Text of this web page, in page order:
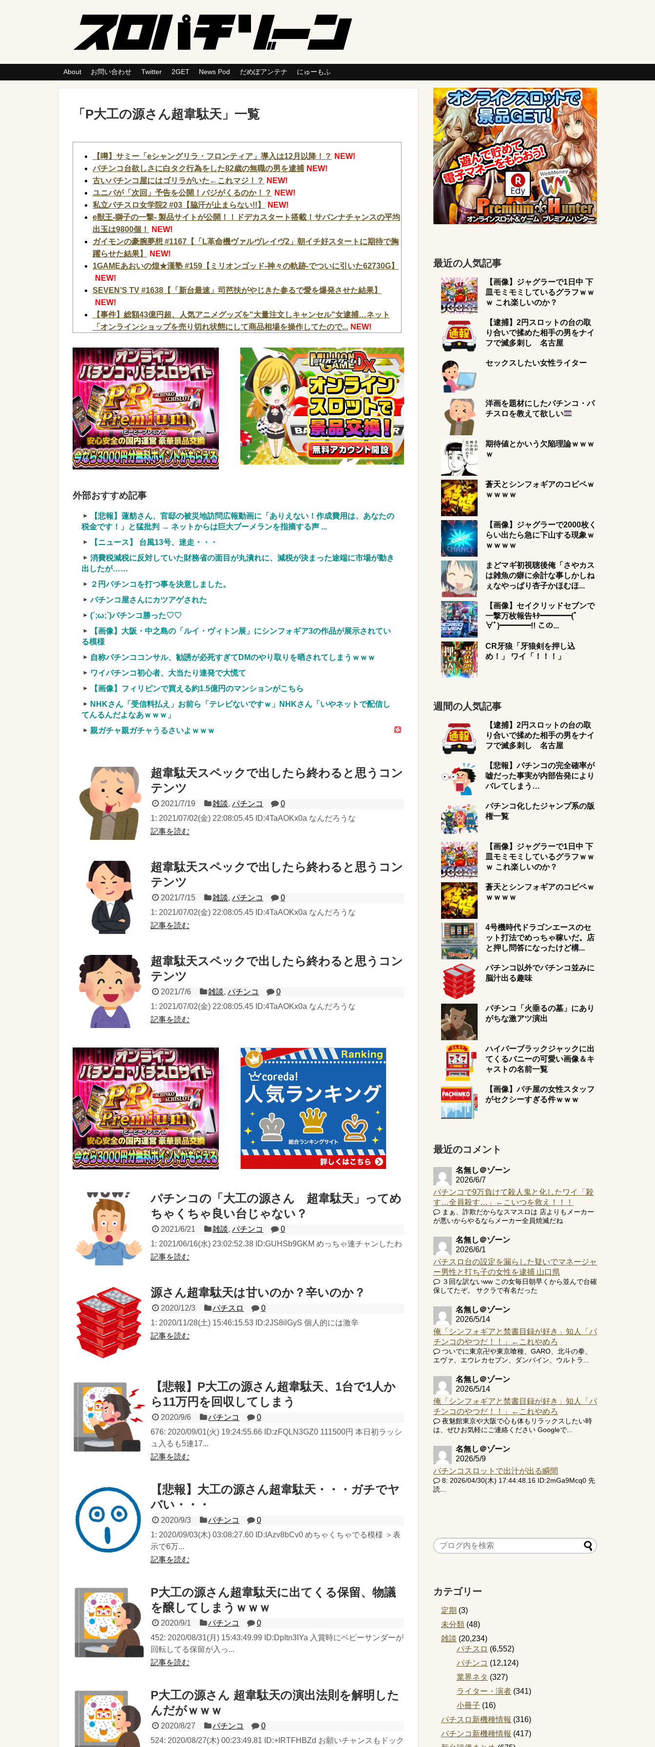
About お問い合わせ Twitter 2GET News Pod だめぽアンテナ にゅーもふ
「 P大工の源さん超韋駄天 」 一覧
【噂】サミー「eシャングリラ・フロンティア」導入は12月以降！？
NEW!
パチンコ台欲しさに白タク行為をした82歳の無職の男を逮捕 NEW!
古いパチンコ屋にはゴリラがいた←これマジ！？
NEW!
ユニバが「次回」予告を公開！バジがくるのか！？
NEW!
私立パチスロ女学院2 #03【脇汗が止まらない!!】
NEW!
e獣王-獅子の一撃- 製品サイトが公開！！ドデカスタート搭載！サバンナチャンスの平均
出玉は9800個！
NEW!
ガイモンの豪腕夢想 #1167【「L革命機ヴァルヴレイヴ2」朝イチ好スタートに期待で胸
躍らせた結果】
NEW!
1GAMEあおいの煌★漢塾 #159【ミリオンゴッド-神々の軌跡-でついに引いた62730G】
NEW!
SEVEN’S TV #1638【「新台最速」司芭扶がやじきた参るで愛を爆発させた結果】
NEW!
【事件】総額43億円超、人気アニメグッズを"大量注文しキャンセル"女逮捕…ネット
「オンラインショップを売り切れ状態にして商品相場を操作してたので... NEW!
ト給付事業から排除された」
NEW!
ネット空間ほど賛成論が強くない？女系天皇、養子子息の皇位継承など…皇室のあり方
に関する意識調査で見えた意外な結果とは NEW!
メンタリストDaiGo「SNS最大のデメリットは口を開く価値がない奴が発信できるよう
になったこと」 NEW!
【緊急】お笑いジャングルポケット斉藤慎二被告に懲役7年の求刑←これ… NEW!
【画像】タトゥーだらけの美人海鮮料理人、現る！！←コレはセクシー過ぎてワイらに
ブッ刺さりまくりw w w w w w w w w
NEW!
【画像】宇垣美里「学生時代は全然モテなかったです」←これほんまかぁ？w w w w w
w w w NEW!
実質確率という罠
車上のテントでキャンプ 民泊施設が車のレンタル 五所川原 青森
【競馬・難解】6/30(水)第44回帝王賞(JpnI) Part6 みんなの予想
Powered by livedoor 相互RSS
外部おすすめ記事
【悲報】蓮舫さん、官邸の被災地訪問広報動画に「ありえない！作成費用は、あなたの
税金です！」と猛批判 → ネットからは巨大ブーメランを指摘する声 ...
【ニュース】 台風13号、迷走・・・
消費税減税に反対していた財務省の面目が丸潰れに、減税が決まった途端に市場が動き
出したが……
２円パチンコを打つ事を決意しました。
パチンコ屋さんにカツアゲされた
(´;ω;`)パチンコ勝った♡♡
【画像】大阪・中之島の「ルイ・ヴィトン展」にシンフォギア3の作品が展示されてい
る模様
自称パチンココンサル、勧誘が必死すぎてDMのやり取りを晒されてしまうｗｗｗ
ワイパチンコ初心者、大当たり連発で大慌て
【画像】フィリピンで買える約1.5億円のマンションがこちら
NHKさん「受信料払え」お前ら「テレビないですｗ」NHKさん「いやネットで配信し
てんるんだよなあｗｗｗ」
親ガチャ親ガチャうるさいよｗｗｗ
超韋駄天スペックで出したら終わると思うコン
テンツ
2021/7/19 雑談,パチンコ
0
1: 2021/07/02(金) 22:08:05.45 ID:4TaAOKx0a なんだろうな
記事を読む
超韋駄天スペックで出したら終わると思うコン
テンツ
2021/7/15 雑談,パチンコ
0
1: 2021/07/02(金) 22:08:05.45 ID:4TaAOKx0a なんだろうな
記事を読む
超韋駄天スペックで出したら終わると思うコン
テンツ
2021/7/6 雑談,パチンコ
0
1: 2021/07/02(金) 22:08:05.45 ID:4TaAOKx0a なんだろうな
記事を読む
パチンコの「大工の源さん 超韋駄天」ってめ
ちゃくちゃ良い台じゃない？
2021/6/21 雑談,パチンコ
0
1: 2021/06/16(水) 23:02:52.38 ID:GUHSb9GKM めっちゃ連チャンしたわ
記事を読む
源さん超韋駄天は甘いのか？辛いのか？
2020/12/3 パチスロ
0
1: 2020/11/28(土) 15:46:15.53 ID:2JS8ilGyS 個人的には激辛
記事を読む
【悲報】P大工の源さん超韋駄天、1台で1人か
ら11万円を回収してしまう
2020/9/6 パチンコ
0
676: 2020/09/01(火) 19:24:55.66 ID:zFQLN3GZ0 111500円 本日初ラッシ
ュ入るも5連17...
記事を読む
【悲報】大工の源さん超韋駄天・・・ガチでヤ
バい・・・
2020/9/3 パチンコ
0
1: 2020/09/03(木) 03:08:27.60 ID:IAzv8bCv0 めちゃくちゃでる模様 ＞表
示で6万...
記事を読む
P大工の源さん超韋駄天に出てくる保留、物議
を醸してしまうｗｗｗ
2020/9/1 パチンコ
0
452: 2020/08/31(月) 15:43:49.99 ID:DpItn3IYa 入賞時にベビーサンダーが
回転してる保留が入っ...
記事を読む
P大工の源さん 超韋駄天の演出法則を解明した
んだがｗｗｗ
2020/8/27 パチンコ
0
524: 2020/08/27(木) 00:23:49.81 ID:+IRTFHBZd お願いチャンスもドック
最近の人気記事
【画像】ジャグラーで1日中 下
皿モミモミしているグラフｗｗ
ｗ これ楽しいのか？
【逮捕】2円スロットの台の取
り合いで揉めた相手の男をナイ
フで滅多刺し 名古屋
セックスしたい女性ライター
洋画を題材にしたパチンコ・パ
チスロを教えて欲しい
期待値とかいう欠陥理論ｗｗｗ
ｗ
蒼天とシンフォギアのコピペｗ
ｗｗｗｗ
【画像】ジャグラーで2000枚く
らい出たら急に下山する現象ｗ
ｗｗｗｗ
まどマギ初視聴後俺「さやカス
は雑魚の癖に余計な事しかしね
ぇなやっぱり杏子かほむほ...
【画像】セイクリッドセブンで
一撃万枚報告ｷﾀ━━━━(ﾟ
∀ﾟ)━━━━!! この...
CR牙狼「牙狼剣を押し込
め！」 ワイ「！！！」
週間の人気記事
【逮捕】2円スロットの台の取
り合いで揉めた相手の男をナイ
フで滅多刺し 名古屋
【悲報】パチンコの完全確率が
嘘だった事実が内部告発により
バレてしまう…
パチンコ化したジャンプ系の版
権一覧
【画像】ジャグラーで1日中 下
皿モミモミしているグラフｗｗ
ｗ これ楽しいのか？
蒼天とシンフォギアのコピペｗ
ｗｗｗｗ
4号機時代ドラゴンエースのセ
ット打法でめっちゃ稼いだ。店
と押し問答になったけど構...
パチンコ以外でパチンコ並みに
脳汁出る趣味
パチンコ「火垂るの墓」にあり
がちな激アツ演出
ハイパーブラックジャックに出
てくるバニーの可愛い画像＆キ
ャストの名前一覧
【画像】パチ屋の女性スタッフ
がセクシーすぎる件ｗｗｗ
最近のコメント
名無し＠ゾーン
2026/6/7
パチンコで9万負けて殺人鬼と化したワイ「殺
す…全員殺す…」←こいつを救え！！！
まぁ、詐欺だからなスマスロは 店よりもメーカー
が悪いからやるならメーカー全員焼滅だね
名無し＠ゾーン
2026/6/1
パチスロ台の設定を漏らした疑いでマネージャ
ー男性と打ち子の女性を逮捕 山口県
３回な訳ないww この女毎日朝早くから並んで台確
保してたぞ。 サクラで有名だった
名無し＠ゾーン
2026/5/14
俺「シンフォギアと禁書目録が好き」知人「パ
チンコのやつだ！！」←これやめろ
ついでに東京卍や東京喰種、GARO、北斗の拳、
エヴァ、エウレカセブン、ダンバイン、ウルトラ...
名無し＠ゾーン
2026/5/14
俺「シンフォギアと禁書目録が好き」知人「パ
チンコのやつだ！！」←これやめろ
夜魅館東京や大阪で心も体もリラックスしたい時
は、ぜひお気軽にご連絡ください Googleで...
名無し＠ゾーン
2026/5/9
パチンコスロットで出汁が出る瞬間
8: 2026/04/30(木) 17:44:48.16 ID:2mGa9Mcq0 先
読...
カテゴリー
定期 (3)
未分類 (48)
雑談 (20,234)
パチスロ (6,552)
パチンコ (12,124)
業界ネタ (327)
ライター・演者 (341)
小冊子 (16)
パチスロ新機種情報 (316)
パチンコ新機種情報 (417)